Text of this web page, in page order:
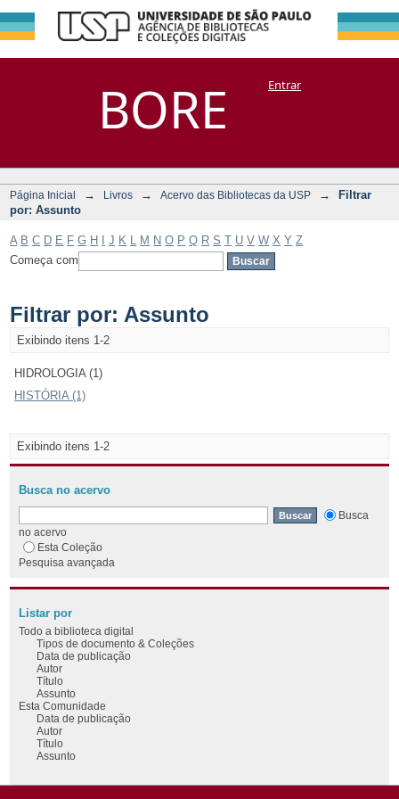
BORE
Filtrar por:
Assunto
DSpace/Manakin + CoriscoEntrar
Página Inicial → Livros → Acervo das Bibliotecas da USP →
Filtrar
por: Assunto
A B C D E F G H J K M N O P Q R S T U V W X Y Z
Começa com
Filtrar por: Assunto
Exibindo itens 1-2
HIDROLOGIA (1)
HISTÓRIA (1)
Exibindo itens 1-2
Busca no acervo
Busca
no acervo
Esta Coleção
Pesquisa avançada
Listar por
Todo a biblioteca digital
Tipos de documento & Coleções
Data de publicação
Autor
Título
Assunto
Esta Comunidade
Data de publicação
Autor
Título
Assunto